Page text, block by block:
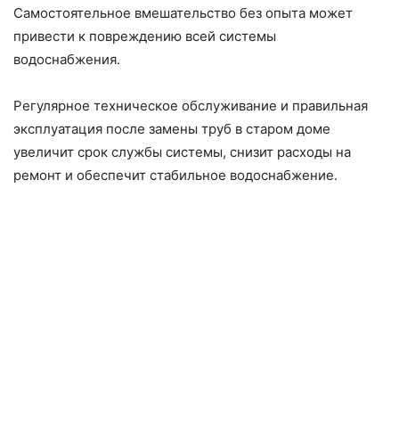
Самостоятельное вмешательство без опыта может
привести к повреждению всей системы
водоснабжения.
Регулярное техническое обслуживание и правильная
эксплуатация после замены труб в старом доме
увеличит срок службы системы, снизит расходы на
ремонт и обеспечит стабильное водоснабжение.